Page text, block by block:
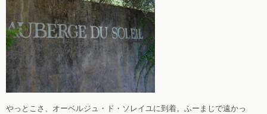
やっとこさ、オーベルジュ・ド・ソレイユに到着。ふーまじで遠かっ